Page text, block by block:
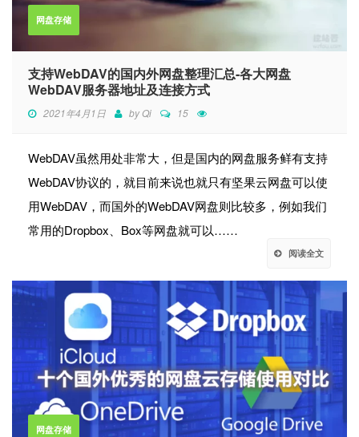
网盘存储
支持WebDAV的国内外网盘整理汇总-各大网盘
WebDAV服务器地址及连接方式
2021年4月1日 byQi 15
WebDAV虽然用处非常大，但是国内的网盘服务鲜有支持
WebDAV协议的，就目前来说也就只有坚果云网盘可以使
用WebDAV，而国外的WebDAV网盘则比较多，例如我们
常用的Dropbox、Box等网盘就可以……
阅读全文
网盘存储